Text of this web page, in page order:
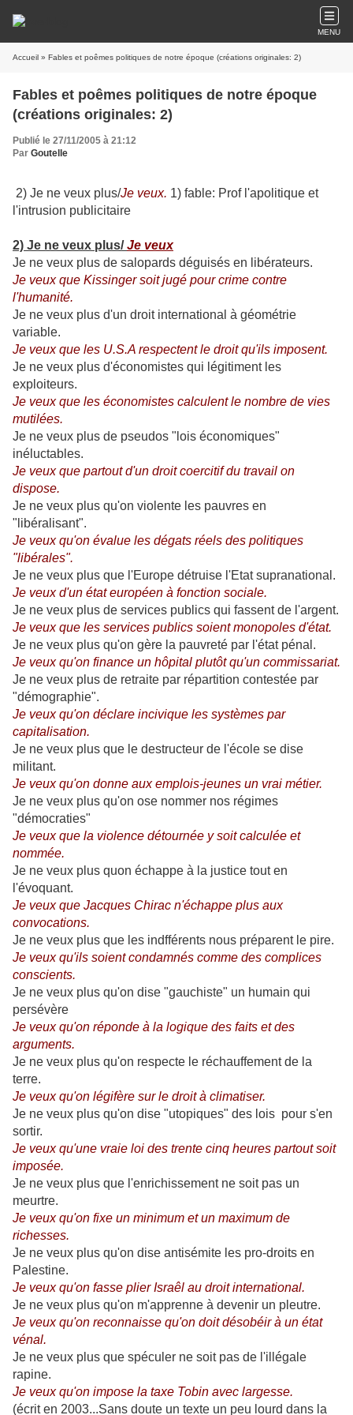
MENU
Accueil » Fables et poêmes politiques de notre époque (créations originales: 2)
Fables et poêmes politiques de notre époque
(créations originales: 2)
Publié le 27/11/2005 à 21:12
Par Goutelle
2) Je ne veux plus/Je veux. 1) fable: Prof l'apolitique et
l'intrusion publicitaire
2) Je ne veux plus/ Je veux
Je ne veux plus de salopards déguisés en libérateurs.
Je veux que Kissinger soit jugé pour crime contre
l'humanité.
Je ne veux plus d'un droit international à géométrie
variable.
Je veux que les U.S.A respectent le droit qu'ils imposent.
Je ne veux plus d'économistes qui légitiment les
exploiteurs.
Je veux que les économistes calculent le nombre de vies
mutilées.
Je ne veux plus de pseudos "lois économiques"
inéluctables.
Je veux que partout d'un droit coercitif du travail on
dispose.
Je ne veux plus qu'on violente les pauvres en
"libéralisant".
Je veux qu'on évalue les dégats réels des politiques
"libérales".
Je ne veux plus que l'Europe détruise l'Etat supranational.
Je veux d'un état européen à fonction sociale.
Je ne veux plus de services publics qui fassent de l'argent.
Je veux que les services publics soient monopoles d'état.
Je ne veux plus qu'on gère la pauvreté par l'état pénal.
Je veux qu'on finance un hôpital plutôt qu'un commissariat.
Je ne veux plus de retraite par répartition contestée par
"démographie".
Je veux qu'on déclare incivique les systèmes par
capitalisation.
Je ne veux plus que le destructeur de l'école se dise
militant.
Je veux qu'on donne aux emplois-jeunes un vrai métier.
Je ne veux plus qu'on ose nommer nos régimes
"démocraties"
Je veux que la violence détournée y soit calculée et
nommée.
Je ne veux plus quon échappe à la justice tout en
l'évoquant.
Je veux que Jacques Chirac n'échappe plus aux
convocations.
Je ne veux plus que les indfférents nous préparent le pire.
Je veux qu'ils soient condamnés comme des complices
conscients.
Je ne veux plus qu'on dise "gauchiste" un humain qui
persévère
Je veux qu'on réponde à la logique des faits et des
arguments.
Je ne veux plus qu'on respecte le réchauffement de la
terre.
Je veux qu'on légifère sur le droit à climatiser.
Je ne veux plus qu'on dise "utopiques" des lois pour s'en
sortir.
Je veux qu'une vraie loi des trente cinq heures partout soit
imposée.
Je ne veux plus que l'enrichissement ne soit pas un
meurtre.
Je veux qu'on fixe un minimum et un maximum de
richesses.
Je ne veux plus qu'on dise antisémite les pro-droits en
Palestine.
Je veux qu'on fasse plier Israêl au droit international.
Je ne veux plus qu'on m'apprenne à devenir un pleutre.
Je veux qu'on reconnaisse qu'on doit désobéir à un état
vénal.
Je ne veux plus que spéculer ne soit pas de l'illégale
rapine.
Je veux qu'on impose la taxe Tobin avec largesse.
(écrit en 2003...Sans doute un texte un peu lourd dans la